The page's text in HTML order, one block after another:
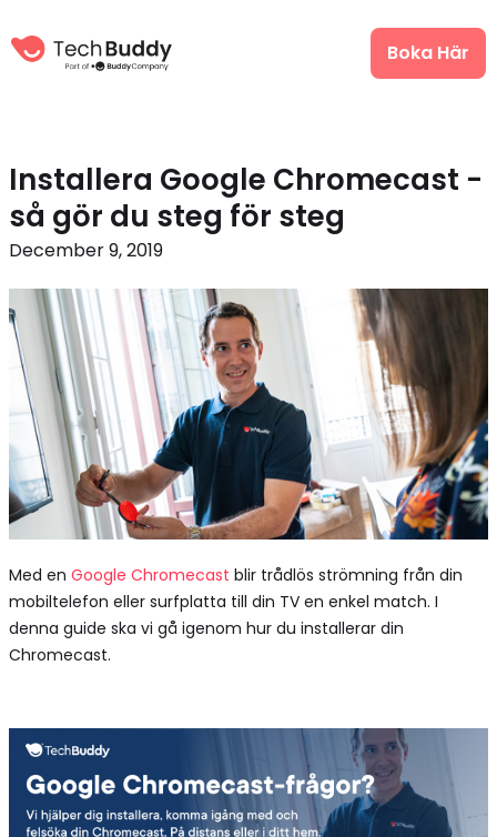
Boka Här
Installera Google Chromecast -
så gör du steg för steg
December 9, 2019
Med en Google Chromecast blir trådlös strömning från din
mobiltelefon eller surfplatta till din TV en enkel match. I
denna guide ska vi gå igenom hur du installerar din
Chromecast.